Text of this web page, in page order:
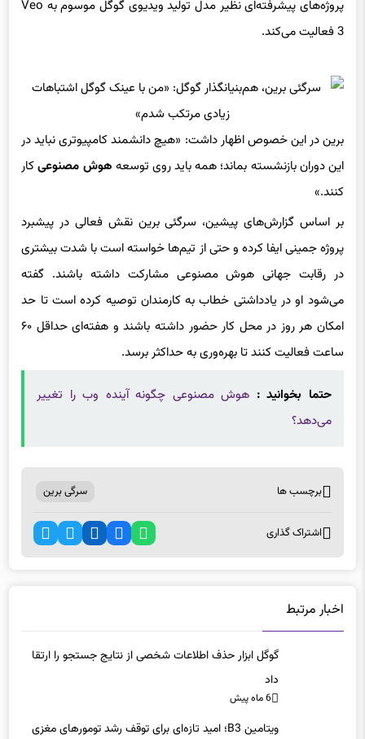
پروژه‌های پیشرفته‌ای نظیر مدل تولید ویدیوی گوگل موسوم به Veo
3 فعالیت می‌کند.
برین در این خصوص اظهار داشت: «هیچ دانشمند کامپیوتری نباید در
این دوران بازنشسته بماند؛ همه باید روی توسعه هوش مصنوعیکار
کنند.»
بر اساس گزارش‌های پیشین، سرگئی برین نقش فعالی در پیشبرد
پروژه جمینی ایفا کرده و حتی از تیم‌ها خواسته است با شدت بیشتری
در رقابت جهانی هوش مصنوعی مشارکت داشته باشند. گفته
می‌شود او در یادداشتی خطاب به کارمندان توصیه کرده است تا حد
امکان هر روز در محل کار حضور داشته باشند و هفته‌ای حداقل ۶۰
ساعت فعالیت کنند تا بهره‌وری به حداکثر برسد.
حتما بخوانید : هوش مصنوعی چگونه آینده وب را تغییر
می‌دهد؟
برچسب ها سرگی برین
اشتراک گذاری
اخبار مرتبط
گوگل ابزار حذف اطلاعات شخصی از نتایج جستجو را ارتقا
داد
6 ماه پیش
ویتامین B3؛ امید تازه‌ای برای توقف رشد تومورهای مغزی